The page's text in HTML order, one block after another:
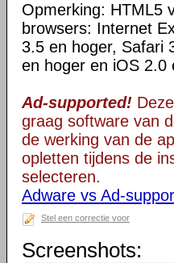
Opmerking: HTML5
browsers: Internet
3.5 en hoger, Safari
en hoger en iOS 2.0
Ad-supported!
graag software van
de werking van de
opletten tijdens de
selecteren.
Adware vs Ad-
Stel een correctie voor
Screenshots: